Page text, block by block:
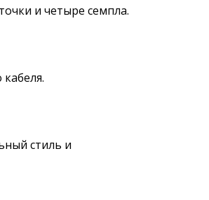
и четыре семпла.
стиль и